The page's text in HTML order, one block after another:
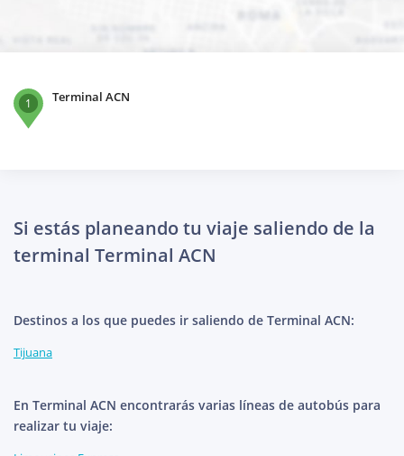
1 Terminal ACN
Si estás planeando tu viaje saliendo de la
terminal Terminal ACN
Destinos a los que puedes ir saliendo de Terminal ACN:
Tijuana
En Terminal ACN encontrarás varias líneas de autobús para
realizar tu viaje: